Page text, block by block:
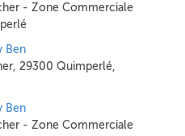
- Zone Commerciale
Ben
29300 Quimperlé,
Ben
- Zone Commerciale